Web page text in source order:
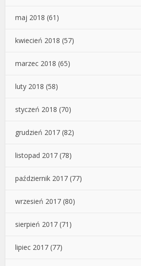
maj 2018 (61)
kwiecień 2018 (57)
marzec 2018 (65)
luty 2018 (58)
styczeń 2018 (70)
grudzień 2017 (82)
listopad 2017 (78)
październik 2017 (77)
wrzesień 2017 (80)
sierpień 2017 (71)
lipiec 2017 (77)